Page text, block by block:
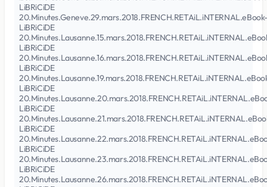
LiBRiCiDE
LiBRiCiDE
LiBRiCiDE
LiBRiCiDE
LiBRiCiDE
LiBRiCiDE
LiBRiCiDE
LiBRiCiDE
LiBRiCiDE